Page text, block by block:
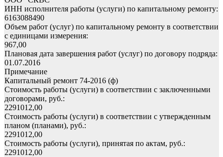
ИНН исполнителя работы (услуги) по капитальному ремонту:
6163088490
Объем работ (услуг) по капитальному ремонту в соответствии
с единицами измерения:
967,00
Плановая дата завершения работ (услуг) по договору подряда:
01.07.2016
Примечание
Капитальный ремонт 74-2016 (ф)
Стоимость работы (услуги) в соответствии с заключенными
договорами, руб.:
2291012,00
Стоимость работы (услуги) в соответствии с утвержденным
планом (планами), руб.:
2291012,00
Стоимость работы (услуги), принятая по актам, руб.:
2291012,00